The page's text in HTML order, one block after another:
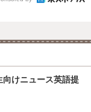
けニュース英語提